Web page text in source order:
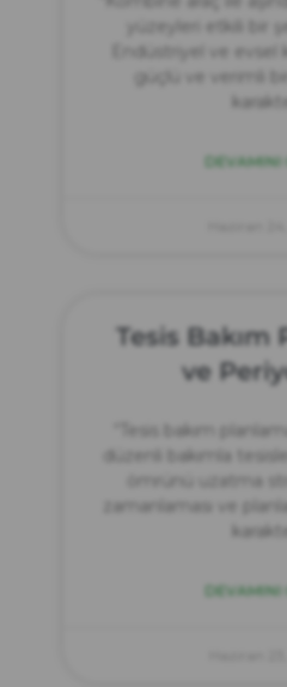
yüzeyleri etkili bir
Endüstriyel ve evsel
güçlü ve verimli
DEVAMINI
Tesis Bakım
ve
“Tesis bakım
düzenli bakımla
ömrünü uzatma
zamanlaması ve
DEVAMINI